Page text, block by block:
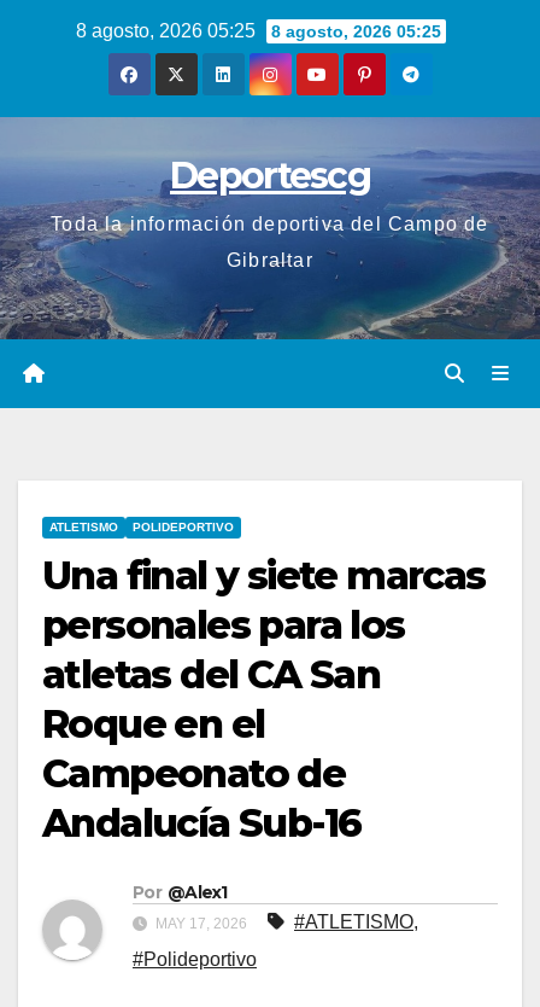
8 agosto, 2026 05:25 8 agosto, 2026 05:25
Deportescg
Toda la información deportiva del Campo de
Gibraltar
ATLETISMO POLIDEPORTIVO
Una final y siete marcas
personales para los
atletas del CA San
Roque en el
Campeonato de
Andalucía Sub-16
Por @Alex1
MAY 17, 2026 #ATLETISMO,
#Polideportivo